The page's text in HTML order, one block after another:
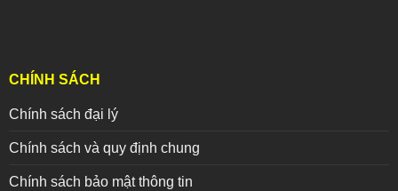
CHÍNH SÁCH
Chính sách đại lý
Chính sách và quy định chung
Chính sách bảo mật thông tin